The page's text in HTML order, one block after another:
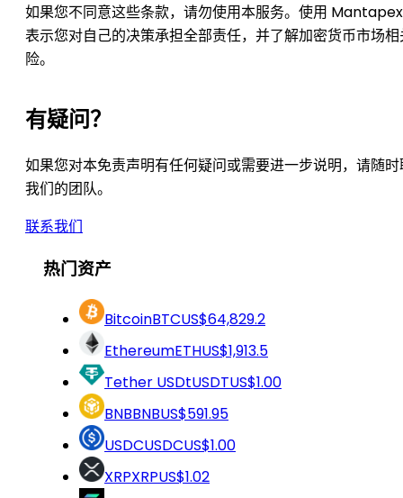
如果您不同意这些条款，请勿使用本服务。使用
表示您对自己的决策承担全部责任，并了解加密货币市场
险。
有疑问？
如果您对本免责声明有任何疑问或需要进一步说明，请随
我们的团队。
联系我们
热门资产
BitcoinBTCUS$64,829.2
EthereumETHUS$1,913.5
Tether USDtUSDTUS$1.00
BNBBNBUS$591.95
USDCUSDCUS$1.00
XRPXRPUS$1.02